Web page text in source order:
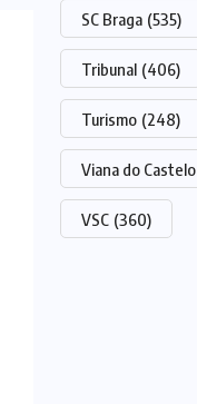
SC Braga (535)
Tribunal (406)
Turismo (248)
Viana do Castelo
VSC (360)